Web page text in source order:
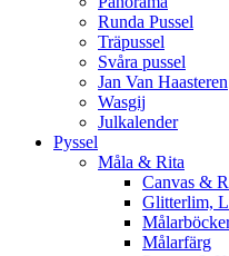
Runda Pussel
Träpussel
Svåra pussel
Jan Van Haasteren
Wasgij
Julkalender
Pyssel
Måla & Rita
Canvas &
Glitterlim,
Målarfärg